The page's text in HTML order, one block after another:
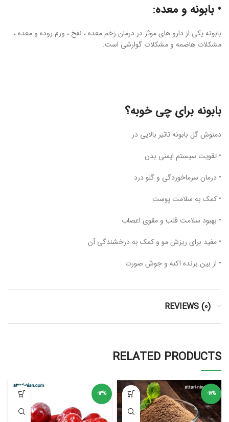
• بابونه و معده:
بابونه یکی از دارو های موثر در درمان زخم معده ، نفخ ، ورم روده و معده ،
مشکلات هاضمه و مشکلات گوارشی است.
بابونه برای چی خوبه؟
دمنوش گل بابونه تاثیر بالایی در
• تقویت سیستم ایمنی بدن
• درمان سرماخوردگی و گلو درد
• کمک به سلامت پوست
• بهبود سلامت قلب و مقوی اعصاب
• مفید برای ریزش مو و کمک به درخشندگی آن
• از بین برنده آکنه و جوش صورت
REVIEWS (0)
RELATED PRODUCTS
-17%
-13%